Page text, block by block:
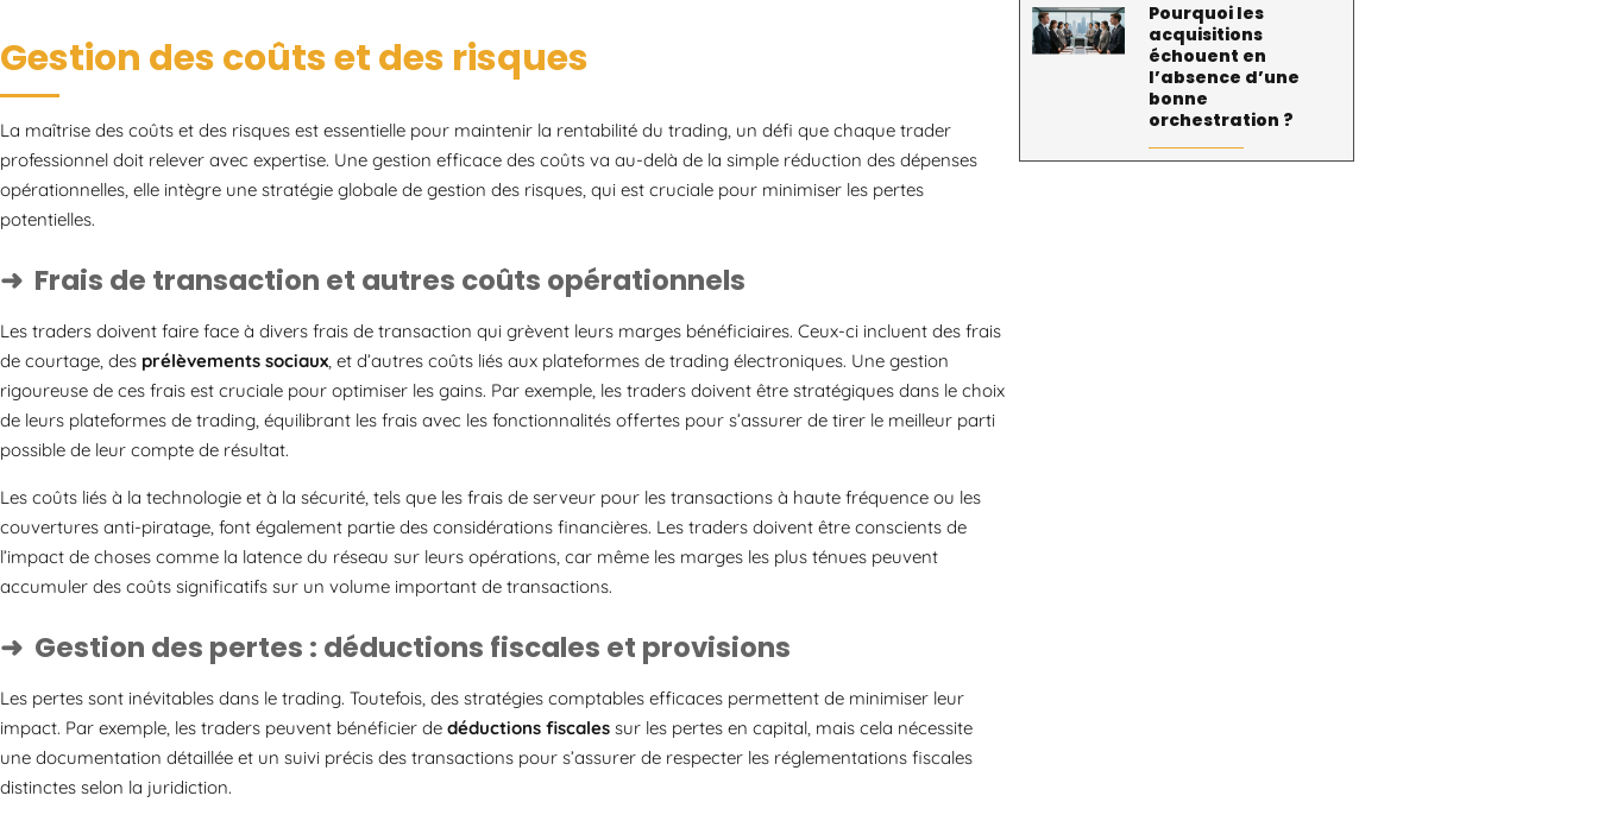
Gestion des coûts et des risques
La maîtrise des coûts et des risques est essentielle pour maintenir la rentabilité du trading, un défi que chaque trader
professionnel doit relever avec expertise. Une gestion efficace des coûts va au-delà de la simple réduction des dépenses
opérationnelles, elle intègre une stratégie globale de gestion des risques, qui est cruciale pour minimiser les pertes
potentielles.
Frais de transaction et autres coûts opérationnels
Les traders doivent faire face à divers frais de transaction qui grèvent leurs marges bénéficiaires. Ceux-ci incluent des frais
de courtage, des prélèvements sociaux , et d’autres coûts liés aux plateformes de trading électroniques. Une gestion
rigoureuse de ces frais est cruciale pour optimiser les gains. Par exemple, les traders doivent être stratégiques dans le choix
de leurs plateformes de trading, équilibrant les frais avec les fonctionnalités offertes pour s’assurer de tirer le meilleur parti
possible de leur compte de résultat.
Les coûts liés à la technologie et à la sécurité, tels que les frais de serveur pour les transactions à haute fréquence ou les
couvertures anti-piratage, font également partie des considérations financières. Les traders doivent être conscients de
l’impact de choses comme la latence du réseau sur leurs opérations, car même les marges les plus ténues peuvent
accumuler des coûts significatifs sur un volume important de transactions.
Gestion des pertes : déductions fiscales et provisions
Les pertes sont inévitables dans le trading. Toutefois, des stratégies comptables efficaces permettent de minimiser leur
impact. Par exemple, les traders peuvent bénéficier de déductions fiscales sur les pertes en capital, mais cela nécessite
une documentation détaillée et un suivi précis des transactions pour s’assurer de respecter les réglementations fiscales
distinctes selon la juridiction.
Pourquoi les
acquisitions
échouent en
l’absence d’une
bonne
orchestration ?